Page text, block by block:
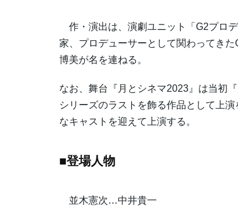
作・演出は、演劇ユニット「G2プロ
家、プロデューサーとして関わってき
博美が名を連ねる。
なお、舞台『月とシネマ2023』は当初
シリーズのラストを飾る作品として上
なキャストを迎えて上演する。
■登場人物
並木憲次…中井貴一